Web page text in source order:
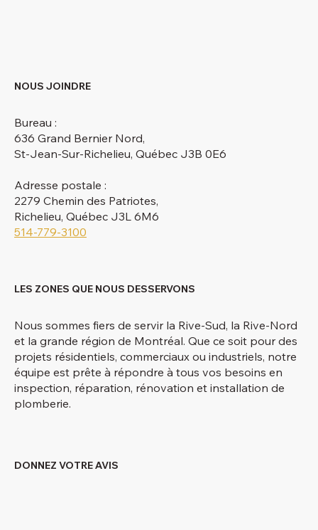
NOUS JOINDRE
Bureau :
636 Grand Bernier Nord,
St-Jean-Sur-Richelieu, Québec J3B 0E6
Adresse postale :
2279 Chemin des Patriotes,
Richelieu, Québec J3L 6M6
514-779-3100
LES ZONES QUE NOUS DESSERVONS
Nous sommes fiers de servir la Rive-Sud, la Rive-Nord
et la grande région de Montréal. Que ce soit pour des
projets résidentiels, commerciaux ou industriels, notre
équipe est prête à répondre à tous vos besoins en
inspection, réparation, rénovation et installation de
plomberie.
DONNEZ VOTRE AVIS